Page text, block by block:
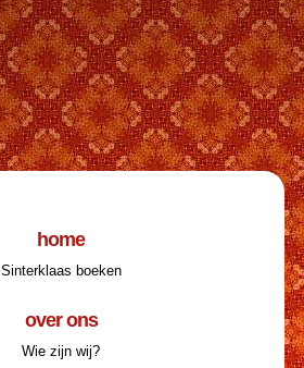
home
Sinterklaas boeken
over ons
Wie zijn wij?